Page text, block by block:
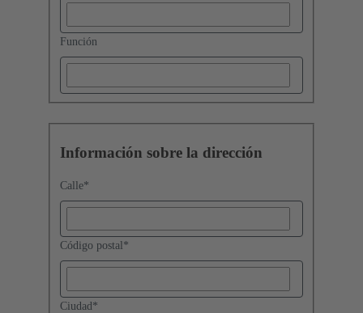
Función
Información sobre la dirección
Calle*
Código postal *
Ciudad *